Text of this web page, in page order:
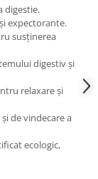
digestie.
expectorante.
susținerea
digestiv și
relaxare și
de vindecare a
ecologic,